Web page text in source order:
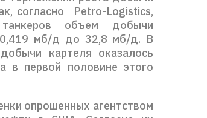
согласно Petro-Logistics,
объем добычи
0,419 мб/д до 32,8 мб/д. В
картеля оказалось
в первой половине этого
опрошенных агентством